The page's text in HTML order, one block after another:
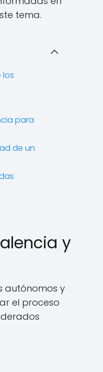
tema.
para
de un
y
autónomos y
el proceso